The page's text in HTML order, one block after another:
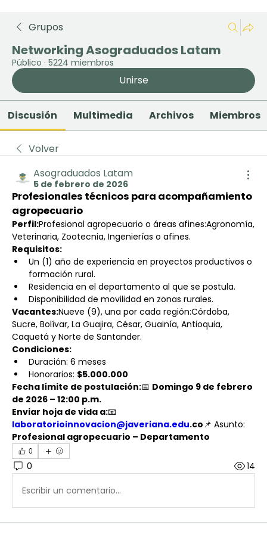
Grupos
Networking Asograduados Latam
Público · 5224 miembros
Unirse
Discusión Multimedia Archivos Miembros
Volver
Asograduados Latam
5 de febrero de 2026
Profesionales técnicos para acompañamiento
agropecuario
Perfil:Profesional agropecuario o áreas afines:Agronomía,
Veterinaria, Zootecnia, Ingenierías o afines.
Requisitos:
Un (1) año de experiencia en proyectos productivos o
formación rural.
Residencia en el departamento al que se postula.
Disponibilidad de movilidad en zonas rurales.
Vacantes:Nueve (9), una por cada región:Córdoba,
Sucre, Bolívar, La Guajira, César, Guainía, Antioquia,
Caquetá y Norte de Santander.
Condiciones:
Duración: 6 meses
Honorarios: $5.000.000
Fecha límite de postulación:📅 Domingo 9 de febrero
de 2026 – 12:00 p.m.
Enviar hoja de vida a:
laboratorioinnovacion@javeriana.edu.co
Profesional agropecuario – Departamento
0
0 14
Escribir un comentario...